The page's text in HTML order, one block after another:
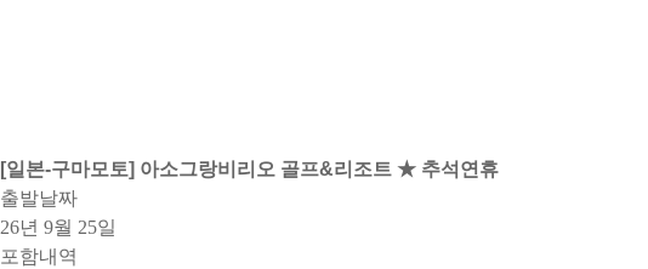
[일본-구마모토] 아소그랑비리오 골프&리조트 ★ 추석연휴
출발날짜
26년 9월 25일
포함내역